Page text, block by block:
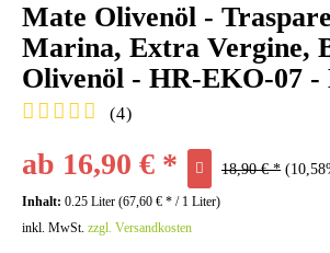
Mate Olivenöl -
Marina, Extra Vergine,
Olivenöl - HR-EKO-07 -
(4)
ab 16,90 € * 18,90 € *
Inhalt: 0.25 Liter (67,60 € * / 1 Liter)
inkl. MwSt. zzgl. Versandkosten